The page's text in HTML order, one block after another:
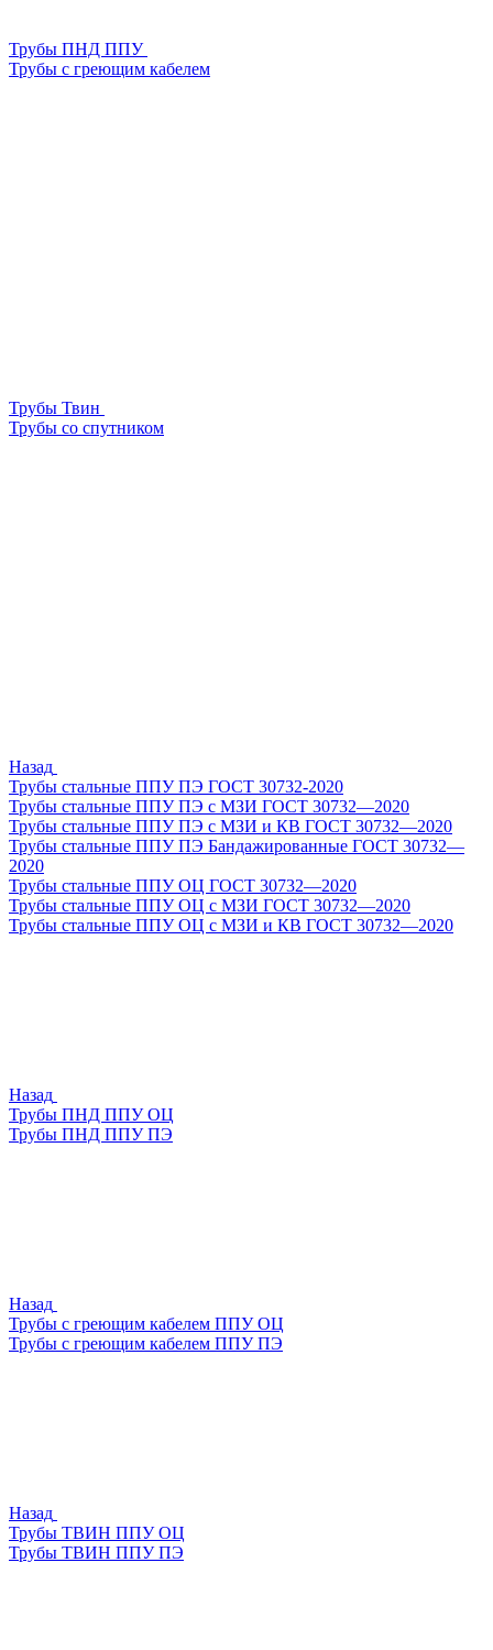
Трубы ПНД ППУ
Трубы с греющим кабелем
Трубы Твин
Трубы со спутником
Назад
Трубы стальные ППУ ПЭ ГОСТ 30732-2020
Трубы стальные ППУ ПЭ с МЗИ ГОСТ 30732—2020
Трубы стальные ППУ ПЭ с МЗИ и КВ ГОСТ 30732—2020
Трубы стальные ППУ ПЭ Бандажированные ГОСТ 30732—
2020
Трубы стальные ППУ ОЦ ГОСТ 30732—2020
Трубы стальные ППУ ОЦ с МЗИ ГОСТ 30732—2020
Трубы стальные ППУ ОЦ с МЗИ и КВ ГОСТ 30732—2020
Назад
Трубы ПНД ППУ ОЦ
Трубы ПНД ППУ ПЭ
Назад
Трубы с греющим кабелем ППУ ОЦ
Трубы с греющим кабелем ППУ ПЭ
Назад
Трубы ТВИН ППУ ОЦ
Трубы ТВИН ППУ ПЭ